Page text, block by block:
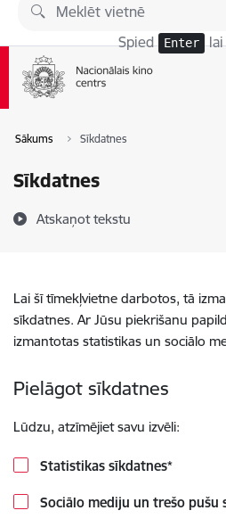
Pāriet uz lapas saturu
Spied Enter lai
Sākums Sīkdatnes
Sīkdatnes
Atskaņot tekstu
Lai šī tīmekļvietne darbotos, tā
sīkdatnes. Ar Jūsu piekrišanu
izmantotas statistikas un sociālo
Pielāgot sīkdatnes
Lūdzu, atzīmējiet savu izvēli:
Statistikas sīkdatnes*
Sociālo mediju un trešo pušu